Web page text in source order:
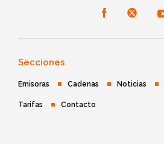
Secciones
Emisoras Cadenas Noticias
Tarifas Contacto